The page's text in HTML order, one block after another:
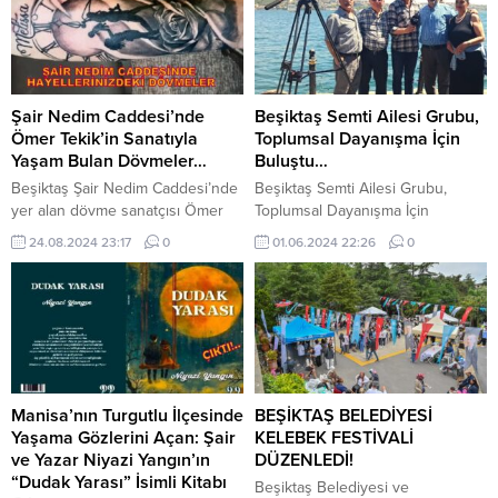
Şair Nedim Caddesi’nde
Ömer Tekik’in Sanatıyla
Yaşam Bulan Dövmeler…
Beşiktaş Şair Nedim Caddesi’nde
yer alan dövme sanatçısı Ömer
Tekik, özgün tasarımlarıyla dikkat
çekiyor. Tekin, her bir dövmeyi
adeta bir sanat eseri olarak ele
alarak, müşterilerinin hayallerini
gerçeğe dönüştürüyor. Beşiktaş
Ömer Tekik. 0501 150 9303
24.08.2024 23:17 0
Beşiktaş Semti Ailesi Grubu,
Toplumsal Dayanışma İçin
Buluştu…
Beşiktaş Semti Ailesi Grubu,
Toplumsal Dayanışma İçin
Buluştu: İstanbul’un tarihi ve
kültürel zenginlikleriyle öne çıkan
Beşiktaş ilçesinde, Beşiktaş Semti
Ailesi Grubu’nun düzenlediği
toplantı, mahalle sakinlerinin ve
yöneticilerin katılımıyla
gerçekleşti. Grup Başkanı Nejat
Ören’in ev sahipliğindeki etkinlik,
Abbas Ayhan, Sabri Kayalı,
Hürriyet Akbaba ve Ertan Yılmaz
gibi isimleri bir araya getirdi....
01.06.2024 22:26 0
Manisa’nın Turgutlu İlçesinde
Yaşama Gözlerini Açan: Şair
ve Yazar Niyazi Yangın’ın
“Dudak Yarası” İsimli Kitabı
BEŞİKTAŞ BELEDİYESİ
KELEBEK FESTİVALİ
DÜZENLEDİ!
Beşiktaş Belediyesi ve